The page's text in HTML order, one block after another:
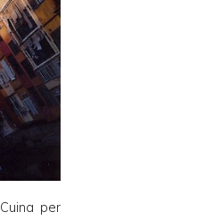
Cuina per